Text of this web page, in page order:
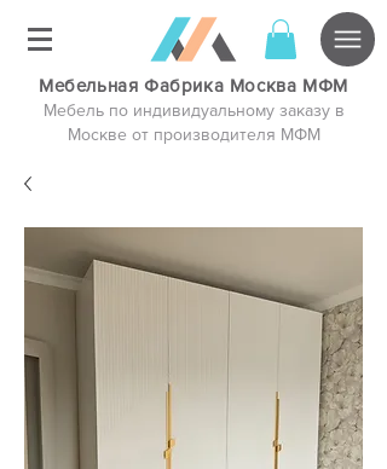
Мебельная Фабрика Москва МФМ
Мебель по индивидуальному заказу в
Москве от производителя МФМ